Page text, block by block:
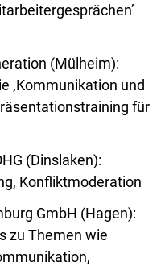
(Mülheim):
‚Kommunikation und
für
(Dinslaken):
Konfliktmoderation
GmbH (Hagen):
zu Themen wie